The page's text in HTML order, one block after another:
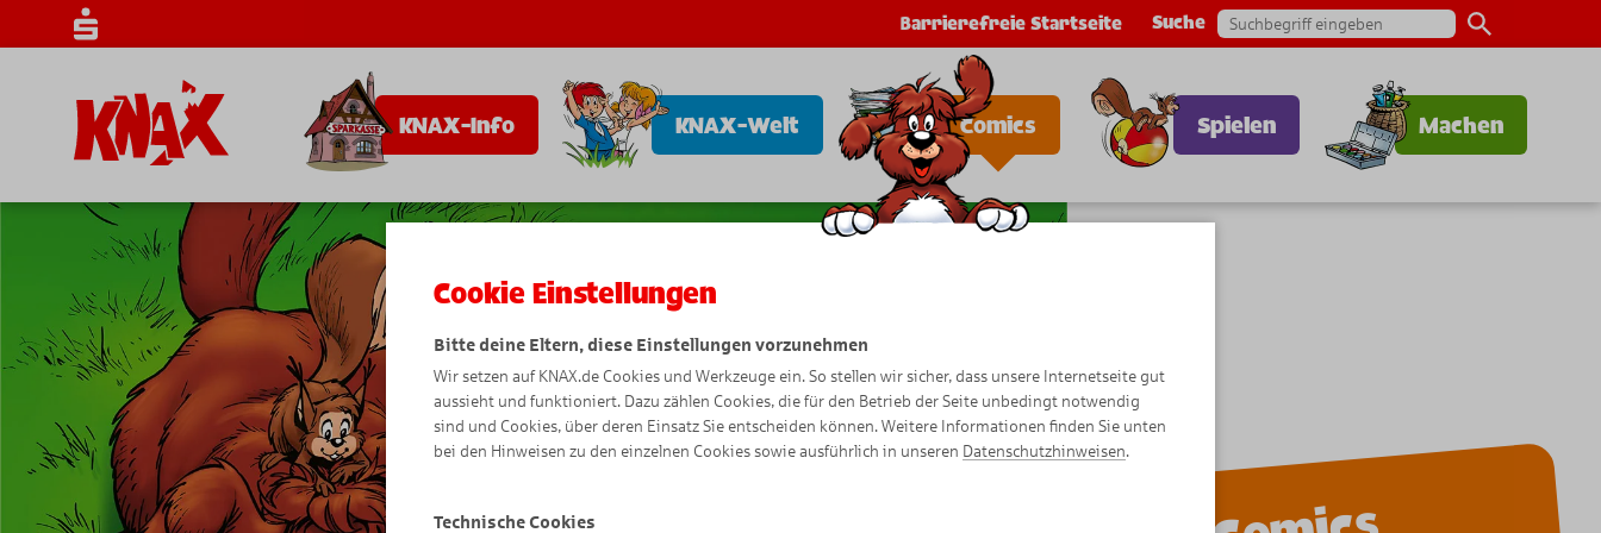
Barrierefreie Startseite Suche
KNAX-Info KNAX-Welt Comics Spielen Machen
Cookie Einstellungen
Bitte deine Eltern, diese Einstellungen vorzunehmen
Wir setzen auf KNAX.de Cookies und Werkzeuge ein. So stellen wir sicher, dass unsere Internetseite gut
aussieht und funktioniert. Dazu zählen Cookies, die für den Betrieb der Seite unbedingt notwendig
sind und Cookies, über deren Einsatz Sie entscheiden können. Weitere Informationen finden Sie unten
bei den Hinweisen zu den einzelnen Cookies sowie ausführlich in unseren Datenschutzhinweisen.
Technische Cookies